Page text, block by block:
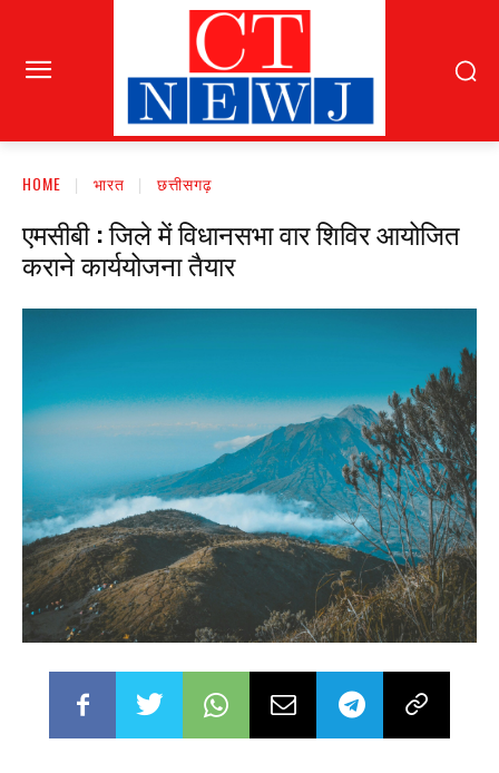
HOME भारत छत्तीसगढ़
एमसीबी : जिले में विधानसभा वार शिविर आयोजित
कराने कार्ययोजना तैयार